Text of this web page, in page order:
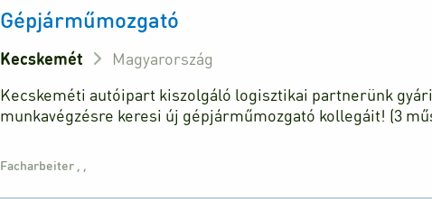
Gépjárműmozgató
Kecskemét
Magyarország
Kecskeméti autóipart kiszolgáló logisztikai partnerünk
munkavégzésre keresi új gépjárműmozgató kollegáit! (3
Facharbeiter